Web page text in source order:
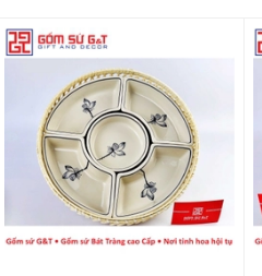
Phong cách thiết kế
Bộ khay mứt gốm Bát Tràng được
nhân lành nghề của làng gốm.
văn phong phú, tinh xảo và sắc nét.
không chỉ một sản phẩm hữu ích mà